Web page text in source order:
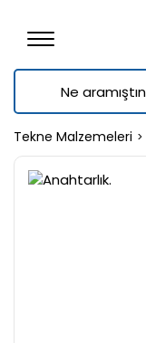
Tekne Malzemeleri